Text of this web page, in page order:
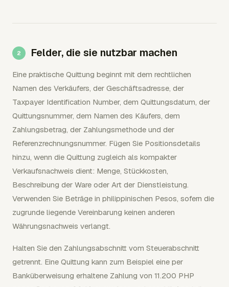
Felder, die sie nutzbar machen
Eine praktische Quittung beginnt mit dem rechtlichen
Namen des Verkäufers, der Geschäftsadresse, der
Taxpayer Identification Number, dem Quittungsdatum, der
Quittungsnummer, dem Namen des Käufers, dem
Zahlungsbetrag, der Zahlungsmethode und der
Referenzrechnungsnummer. Fügen Sie Positionsdetails
hinzu, wenn die Quittung zugleich als kompakter
Verkaufsnachweis dient: Menge, Stückkosten,
Beschreibung der Ware oder Art der Dienstleistung.
Verwenden Sie Beträge in philippinischen Pesos, sofern die
zugrunde liegende Vereinbarung keinen anderen
Währungsnachweis verlangt.
Halten Sie den Zahlungsabschnitt vom Steuerabschnitt
getrennt. Eine Quittung kann zum Beispiel eine per
Banküberweisung erhaltene Zahlung von 11.200 PHP